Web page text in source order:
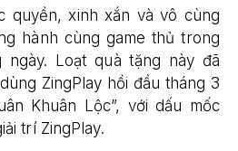
quyền, xinh xắn và vô cùng
hành cùng game thủ trong
ngày. Loạt quà tặng này đã
ZingPlay hồi đầu tháng 3
Khuân Lộc”, với dấu mốc
trí ZingPlay.